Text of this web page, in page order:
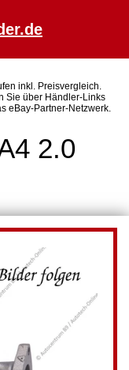
inkl. Preisvergleich.
Sie über Händler-Links
eBay-Partner-Netzwerk.
2.0